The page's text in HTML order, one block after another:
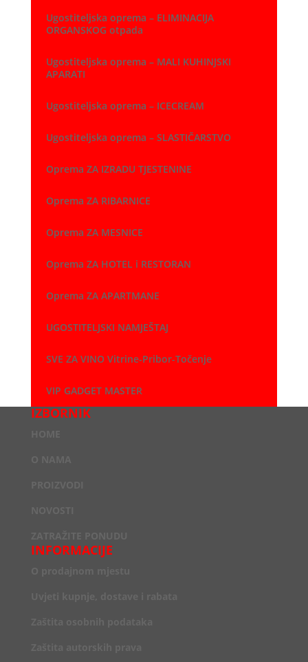
Ugostiteljska oprema – ELIMINACIJA
ORGANSKOG otpada
Ugostiteljska oprema – MALI KUHINJSKI
APARATI
Ugostiteljska oprema – ICECREAM
Ugostiteljska oprema – SLASTIČARSTVO
Oprema ZA IZRADU TJESTENINE
Oprema ZA RIBARNICE
Oprema ZA MESNICE
Oprema ZA HOTEL i RESTORAN
Oprema ZA APARTMANE
UGOSTITELJSKI NAMJEŠTAJ
SVE ZA VINO Vitrine-Pribor-Točenje
VIP GADGET MASTER
IZBORNIK
INFORMACIJE